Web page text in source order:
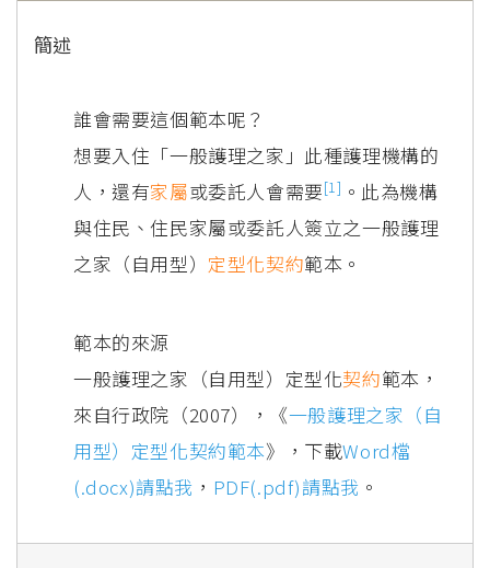
簡述
誰會需要這個範本呢？
想要入住「一般護理之家」此種護理機構的
人，還有家屬或委託人會需要[1] 。此為機構
與住民、住民家屬或委託人簽立之一般護理
之家（自用型） 定型化契約範本。
範本的來源
一般護理之家（自用型）定型化契約範本，
來自行政院（2007），《一般護理之家（自
用型）定型化契約範本》，下載Word檔
(.docx)請點我 ， PDF(.pdf)請點我 。